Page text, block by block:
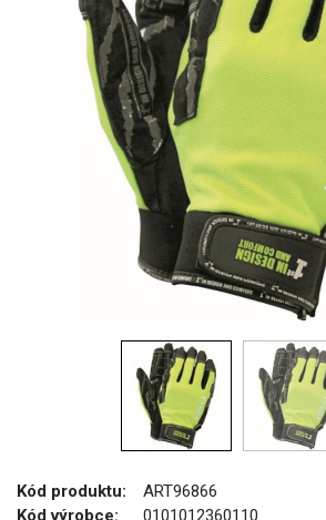
Kód produktu:
ART96866
Kód výrobce:
0101012360110